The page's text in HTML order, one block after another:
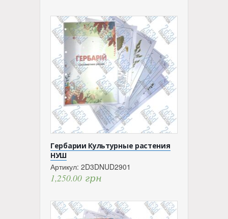
Гербарии Культурные растения
НУШ
Артикул: 2D3DNUD2901
1,250.00 грн